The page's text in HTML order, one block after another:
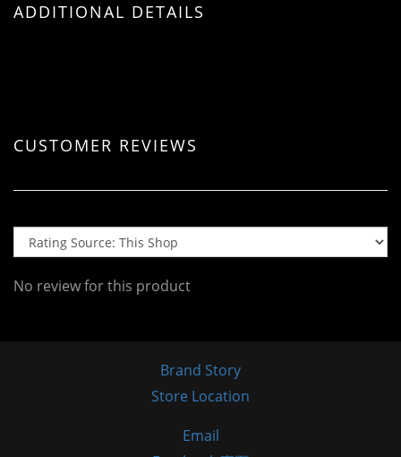
ADDITIONAL DETAILS
CUSTOMER REVIEWS
No review for this product
Brand Story
Store Location
Email